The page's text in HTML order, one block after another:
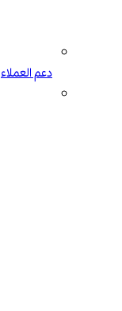
دعم العملاء